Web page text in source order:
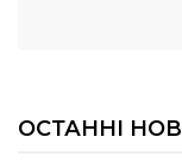
ОСТАННІ